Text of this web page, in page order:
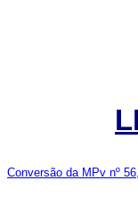
Conversão da MPv nº